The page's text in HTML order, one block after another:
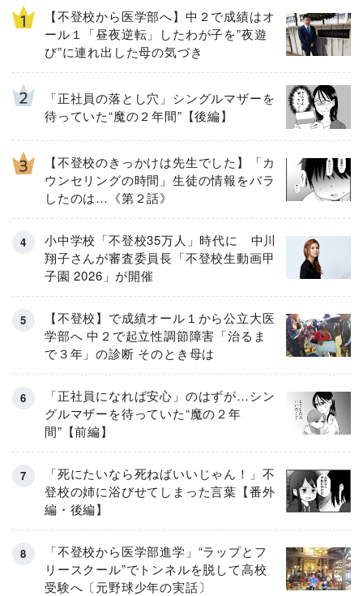
【不登校から医学部へ】中２で成績はオ
ール１「昼夜逆転」したわが子を”夜遊
び”に連れ出した母の気づき
「正社員の落とし穴」シングルマザーを
待っていた“魔の２年間”【後編】
【不登校のきっかけは先生でした】「カ
ウンセリングの時間」生徒の情報をバラ
したのは…《第２話》
小中学校「不登校35万人」時代に 中川
翔子さんが審査委員長「不登校生動画甲
子園 2026」が開催
【不登校】で成績オール１から公立大医
学部へ 中２で起立性調節障害「治るま
で３年」の診断 そのとき母は
「正社員になれば安心」のはずが…シン
グルマザーを待っていた“魔の２年
間”【前編】
「死にたいなら死ねばいいじゃん！」不
登校の姉に浴びせてしまった言葉【番外
編・後編】
「不登校から医学部進学」“ラップとフ
リースクール”でトンネルを脱して高校
受験へ〔元野球少年の実話〕